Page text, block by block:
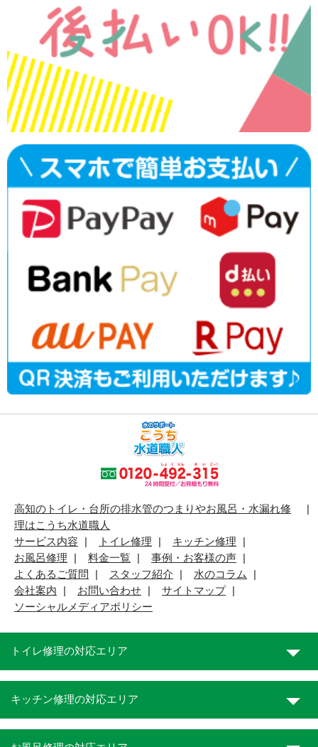
高知のトイレ・台所の排水管のつまりやお風呂・水漏れ修
理はこうち水道職人
サービス内容
トイレ修理
キッチン修理
お風呂修理
料金一覧
事例・お客様の声
よくあるご質問
スタッフ紹介
水のコラム
会社案内
お問い合わせ
サイトマップ
ソーシャルメディアポリシー
トイレ修理の対応エリア
キッチン修理の対応エリア